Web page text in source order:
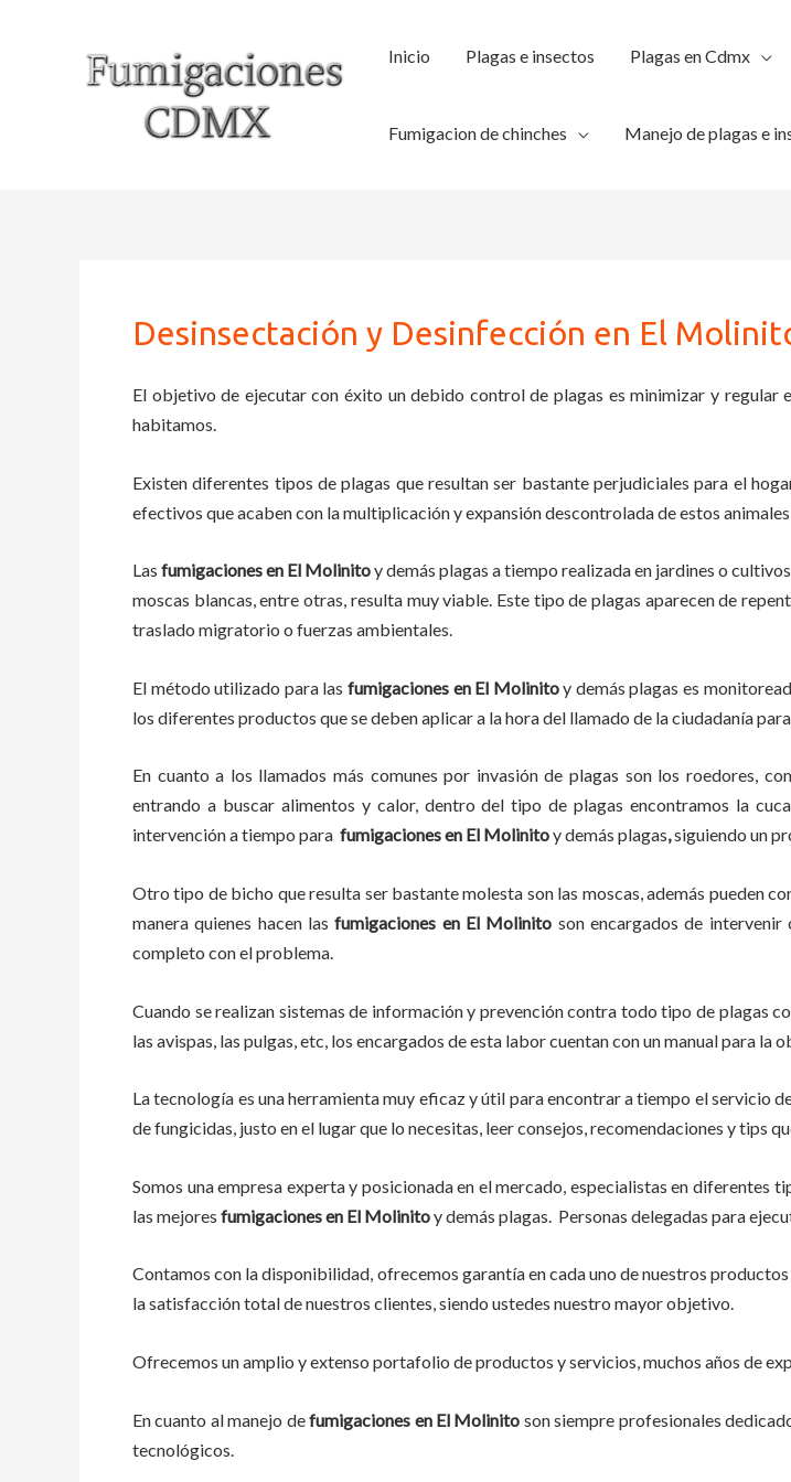
Inicio Plagas e insectos Plagas en Cdmx
Fumigacion de chinches Manejo de plagas e
Desinsectación y Desinfección en El
El objetivo de ejecutar con éxito un debido control de plagas es minimizar y
habitamos.
Existen diferentes tipos de plagas que resultan ser bastante perjudiciales para el
efectivos que acaben con la multiplicación y expansión descontrolada de estos animales
Las fumigacionesen El Molinitoy demás plagas atiempo realizada en jardines o
moscas blancas, entre otras, resulta muy viable. Este tipo de plagas aparecen de
traslado migratorio o fuerzas ambientales.
El método utilizado para las fumigaciones en El Molinitoy demás plagas es
los diferentes productos que se deben aplicar a la hora del llamado de la ciudadanía
En cuanto a los llamados más comunes por invasión de plagas son los roedores,
entrando a buscar alimentos y calor, dentro del tipo de plagas encontramos la
intervención a tiempo para fumigacionesen El Molinitoy demás plagas,siguiendo un
Otro tipo de bicho que resulta ser bastante molesta son las moscas, además pueden
manera quienes hacen las fumigaciones en El Molinito son encargados de
completo con el problema.
Cuando se realizan sistemas de información y prevención contra todo tipo de plagas
las avispas, las pulgas, etc, los encargados de esta laborcuentan con un manual para la
La tecnología es una herramienta muy eficaz y útil para encontrar a tiempo el servicio
de fungicidas, justo en el lugar que lo necesitas, leer consejos, recomendaciones y tips
Somos una empresa experta y posicionada en el mercado, especialistas en diferentes
las mejores fumigacionesen El Molinitoy demás plagas. Personas delegadas para
Contamos con la disponibilidad, ofrecemos garantía en cada uno de nuestros
la satisfacción total de nuestros clientes, siendo ustedes nuestro mayor objetivo.
Ofrecemos un amplio y extenso portafolio de productos y servicios, muchos años de
En cuanto almanejo defumigaciones en El Molinito son siempre profesionales
tecnológicos.